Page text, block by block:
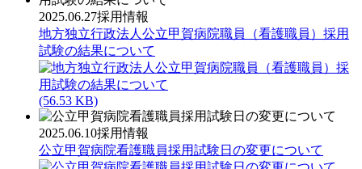
2025.06.27採用情報
地方独立行政法人公立甲賀病院職員（看護職員）採用
試験の結果について
(56.53 KB)
2025.06.10採用情報
公立甲賀病院看護職員採用試験日の変更について